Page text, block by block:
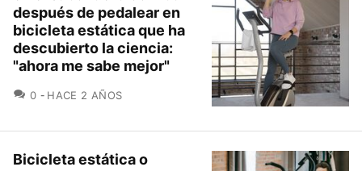
después de pedalear en
bicicleta estática que ha
descubierto la ciencia:
"ahora me sabe mejor"
0 COMENTARIOS
HACE 2 AÑOS
Bicicleta estática o